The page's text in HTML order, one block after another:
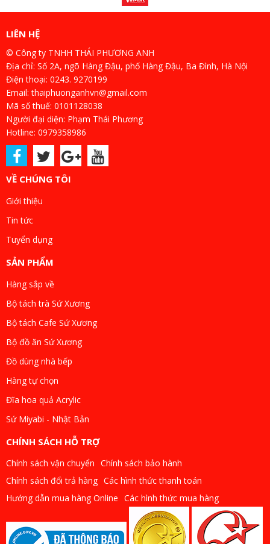
LIÊN HỆ
© Công ty TNHH THÁI PHƯƠNG ANH
Địa chỉ: Số 2A, ngõ Hàng Đậu, phố Hàng Đậu, Ba Đình, Hà Nội
Điện thoại: 0243. 9270199
Email: thaiphuonganhvn@gmail.com
Mã số thuế: 0101128038
Người đại diện: Phạm Thái Phương
Hotline: 0979358986
VỀ CHÚNG TÔI
Giới thiệu
Tin tức
Tuyển dụng
SẢN PHẨM
Hàng sắp về
Bộ tách trà Sứ Xương
Bộ tách Cafe Sứ Xương
Bộ đồ ăn Sứ Xương
Đồ dùng nhà bếp
Hàng tự chọn
Đĩa hoa quả Acrylic
Sứ Miyabi - Nhật Bản
CHÍNH SÁCH HỖ TRỢ
Chính sách vận chuyển Chính sách bảo hành
Chính sách đổi trả hàng Các hình thức thanh toán
Hướng dẫn mua hàng Online Các hình thức mua hàng